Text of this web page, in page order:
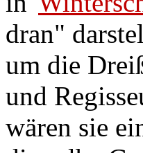
dran"
um die
und
wären sie